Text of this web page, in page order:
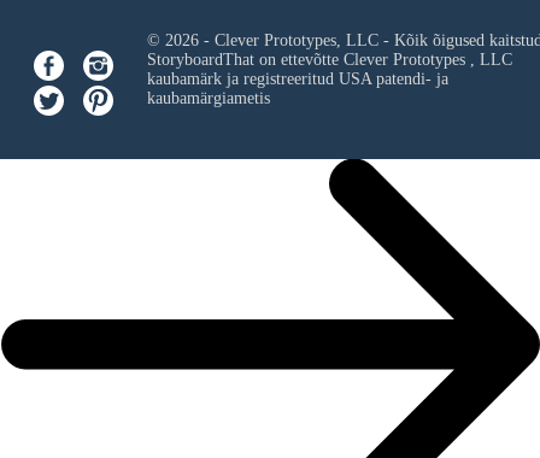
© 2026 - Clever Prototypes, LLC - Kõik õigused
StoryboardThat on ettevõtte Clever Prototypes , LLC
kaubamärk ja registreeritud USA patendi- ja
kaubamärgiametis